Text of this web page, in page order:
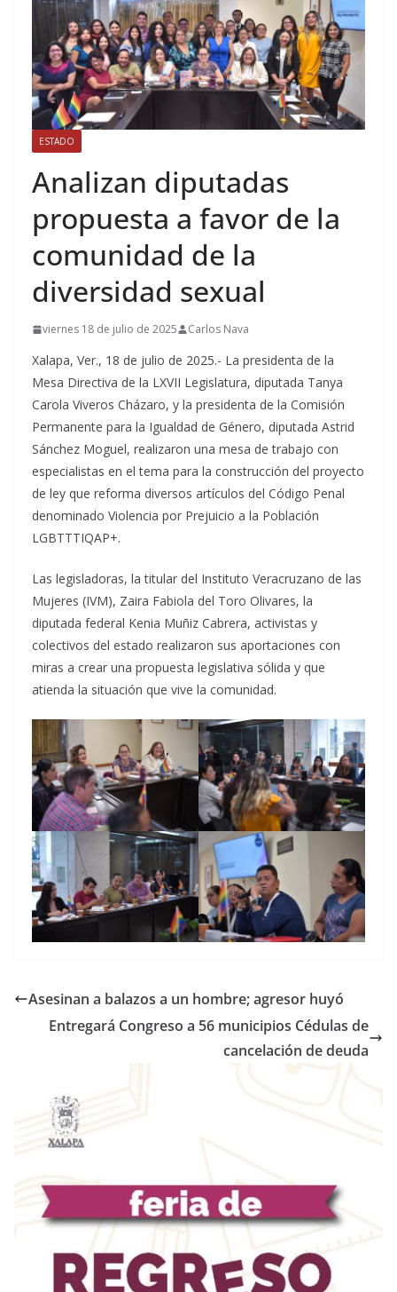
ESTADO
Analizan diputadas
propuesta a favor de la
comunidad de la
diversidad sexual
viernes 18 de julio de 2025 Carlos Nava
Xalapa, Ver., 18 de julio de 2025.- La presidenta de la
Mesa Directiva de la LXVII Legislatura, diputada Tanya
Carola Viveros Cházaro, y la presidenta de la Comisión
Permanente para la Igualdad de Género, diputada Astrid
Sánchez Moguel, realizaron una mesa de trabajo con
especialistas en el tema para la construcción del proyecto
de ley que reforma diversos artículos del Código Penal
denominado Violencia por Prejuicio a la Población
LGBTTTIQAP+.
Las legisladoras, la titular del Instituto Veracruzano de las
Mujeres (IVM), Zaira Fabiola del Toro Olivares, la
diputada federal Kenia Muñiz Cabrera, activistas y
colectivos del estado realizaron sus aportaciones con
miras a crear una propuesta legislativa sólida y que
atienda la situación que vive la comunidad.
Asesinan a balazos a un hombre; agresor huyó
Entregará Congreso a 56 municipios Cédulas de
cancelación de deuda